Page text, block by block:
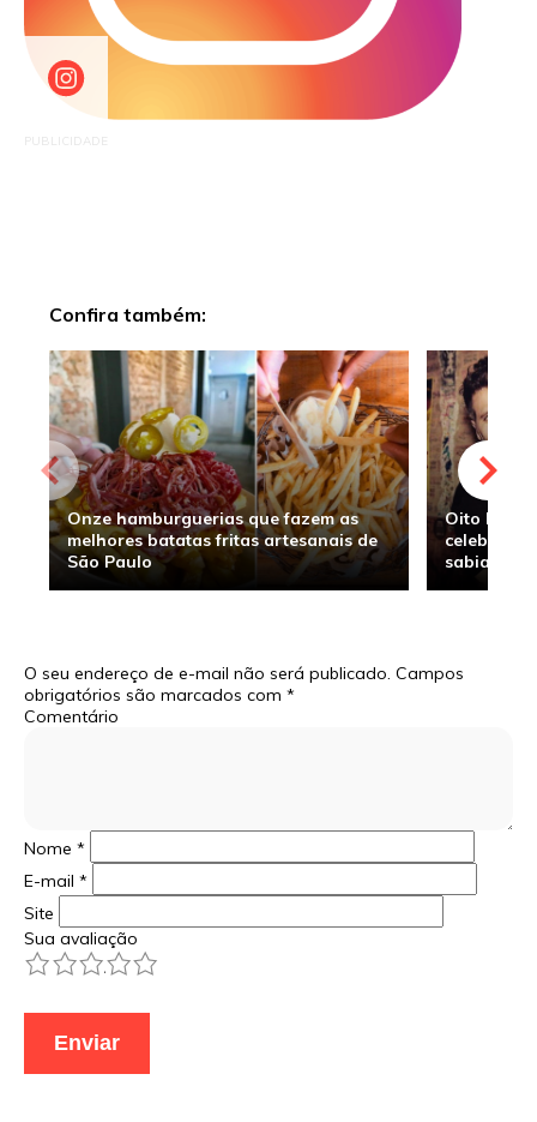
PUBLICIDADE
Confira também:
Onze hamburguerias que fazem as
melhores batatas fritas artesanais de
São Paulo
Oito
sabia
O seu endereço de e-mail não será publicado. Campos
obrigatórios são marcados com *
Comentário
Nome *
E-mail *
Site
Sua avaliação
5
4
3
2